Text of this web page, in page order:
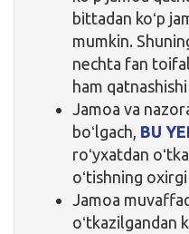
bittadan koʻp
mumkin.
nechta fan
ham
Jamoa va
boʻlgach, BU
roʻyxatdan
oʻtishning
Jamoa
oʻtkazilgandan